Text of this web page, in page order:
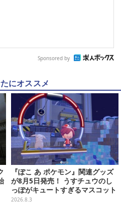
Sponsored by
にオススメ
『ぽこ あ ポケモン』関連グッズ
が8月5日発売！ うすチュウのし
っぽがキュートすぎるマスコット
など、まとめてご紹介
2026.8.3